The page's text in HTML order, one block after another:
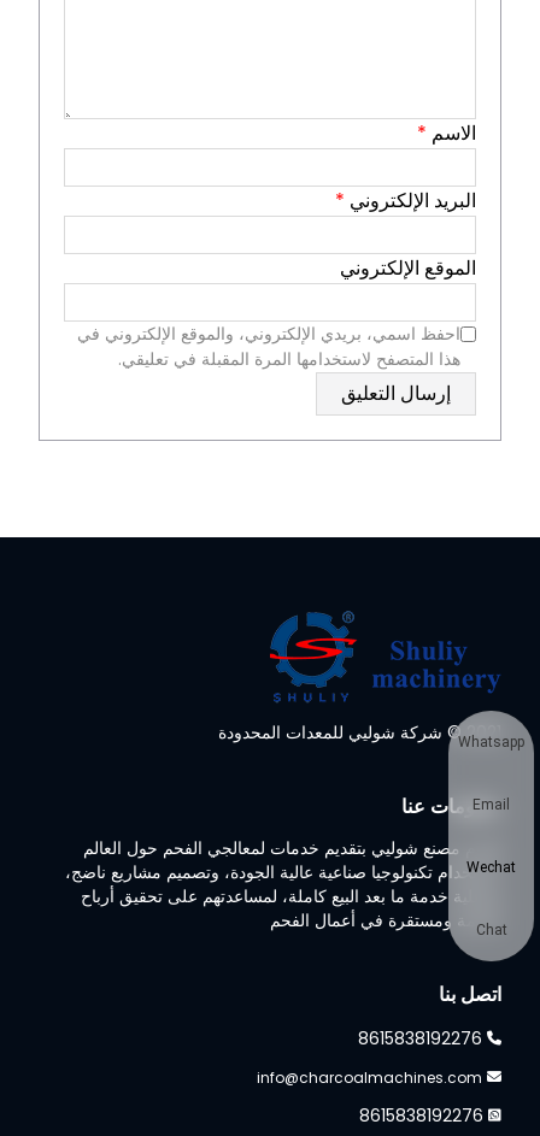
الاسم *
البريد الإلكتروني *
الموقع الإلكتروني
احفظ اسمي، بريدي الإلكتروني، والموقع الإلكتروني في
هذا المتصفح لاستخدامها المرة المقبلة في تعليقي.
2021 © شركة شوليي للمعدات المحدودة
معلومات عنا
تلتزم مصنع شوليي بتقديم خدمات لمعالجي الفحم حول العالم
باستخدام تكنولوجيا صناعية عالية الجودة، وتصميم مشاريع ناضج،
وعملية خدمة ما بعد البيع كاملة، لمساعدتهم على تحقيق أرباح
ضخمة ومستقرة في أعمال الفحم
اتصل بنا
8615838192276
info@charcoalmachines.com
8615838192276
Whatsapp
Email
Wechat
Chat